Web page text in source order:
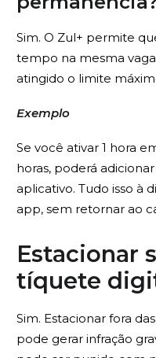
Sim. O Zul+ permite
tempo na mesma
atingido o limite
Exemplo
Se você ativar 1 hora
horas, poderá
aplicativo. Tudo isso à
app, sem retornar ao
Estacionar
tíquete
Sim. Estacionar fora
pode gerar infração